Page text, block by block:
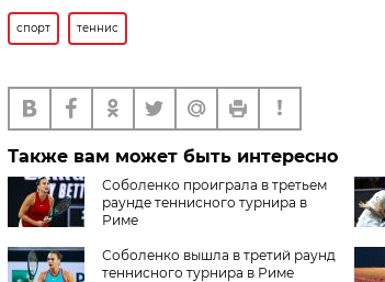
спорт теннис
Также вам может быть интересно
Соболенко проиграла в третьем
раунде теннисного турнира в
Риме
Соболенко вышла в третий раунд
теннисного турнира в Риме